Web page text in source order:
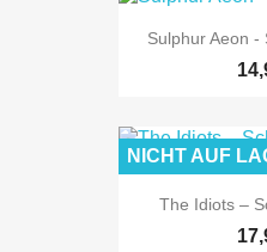
Sulphur Aeon -
The Idiots –
NICHT AUF